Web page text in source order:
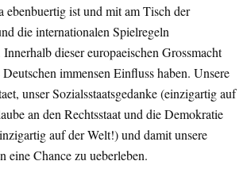
ebenbuertig ist und mit am Tisch der
die internationalen Spielregeln
dieser europaeischen Grossmacht
immensen Einfluss haben. Unsere
unser Sozialsstaatsgedanke (einzigartig auf
an den Rechtsstaat und die Demokratie
auf der Welt!) und damit unsere
eine Chance zu ueberleben.